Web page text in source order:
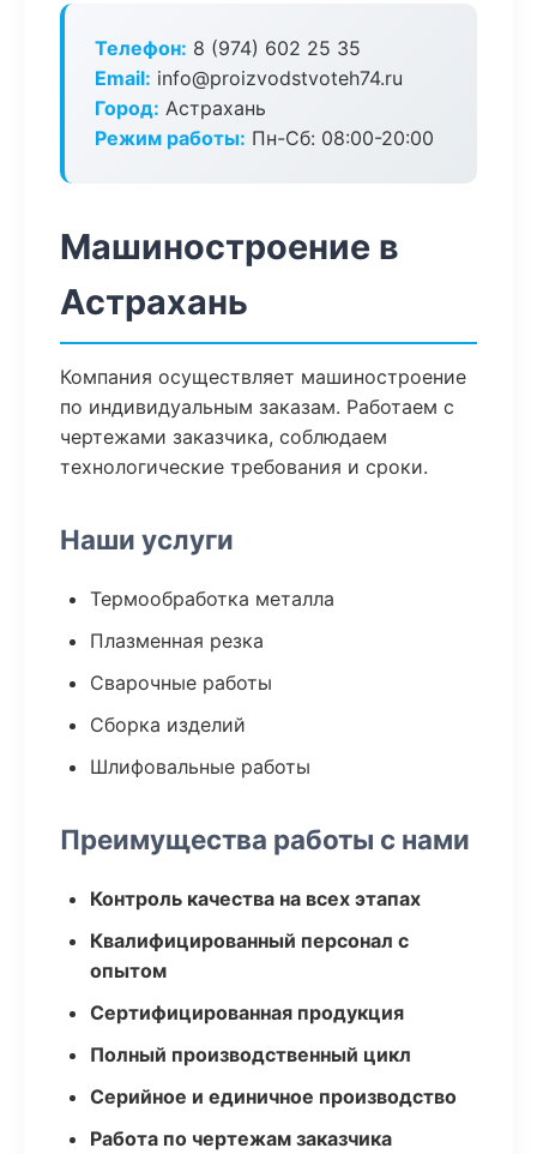
Телефон: 8 (974) 602 25 35
Email: info@proizvodstvoteh74.ru
Город: Астрахань
Режим работы: Пн-Сб: 08:00-20:00
Машиностроение в
Астрахань
Компания осуществляет машиностроение
по индивидуальным заказам. Работаем с
чертежами заказчика, соблюдаем
технологические требования и сроки.
Наши услуги
Термообработка металла
Плазменная резка
Сварочные работы
Сборка изделий
Шлифовальные работы
Преимущества работы с нами
Контроль качества на всех этапах
Квалифицированный персонал с
опытом
Сертифицированная продукция
Полный производственный цикл
Серийное и единичное производство
Работа по чертежам заказчика